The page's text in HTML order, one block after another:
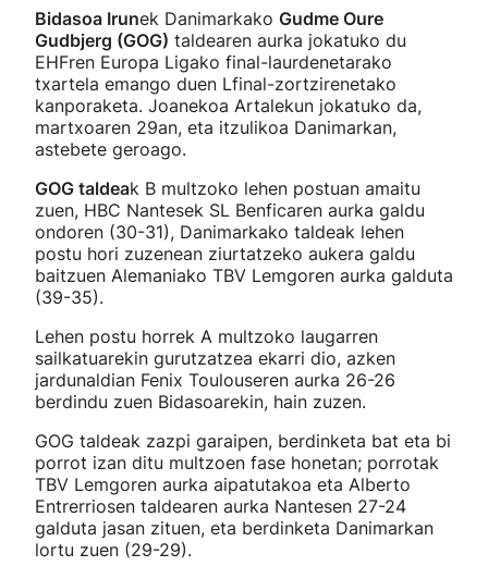
Bidasoa Irunek Danimarkako Gudme Oure
Gudbjerg (GOG) taldearen aurka jokatuko du
EHFren Europa Ligako final-laurdenetarako
txartela emango duen Lfinal-zortzirenetako
kanporaketa. Joanekoa Artalekun jokatuko da,
martxoaren 29an, eta itzulikoa Danimarkan,
astebete geroago.
GOG taldeak B multzoko lehen postuan amaitu
zuen, HBC Nantesek SL Benficaren aurka galdu
ondoren (30-31), Danimarkako taldeak lehen
postu hori zuzenean ziurtatzeko aukera galdu
baitzuen Alemaniako TBV Lemgoren aurka galduta
(39-35).
Lehen postu horrek A multzoko laugarren
sailkatuarekin gurutzatzea ekarri dio, azken
jardunaldian Fenix Toulouseren aurka 26-26
berdindu zuen Bidasoarekin, hain zuzen.
GOG taldeak zazpi garaipen, berdinketa bat eta bi
porrot izan ditu multzoen fase honetan; porrotak
TBV Lemgoren aurka aipatutakoa eta Alberto
Entrerriosen taldearen aurka Nantesen 27-24
galduta jasan zituen, eta berdinketa Danimarkan
lortu zuen (29-29).